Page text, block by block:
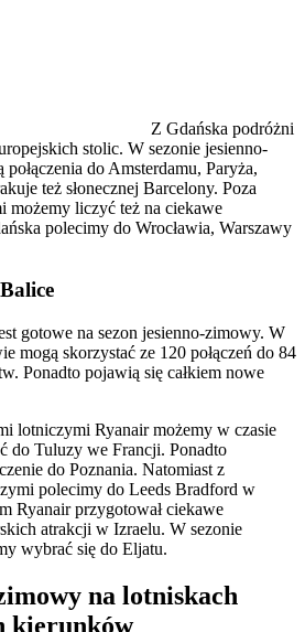
Z Gdańska podróżni
stolic. W sezonie jesienno-
do Amsterdamu, Paryża,
też słonecznej Barcelony. Poza
możemy liczyć też na ciekawe
polecimy do Wrocławia, Warszawy
gotowe na sezon jesienno-zimowy. W
mogą skorzystać ze 120 połączeń do 84
Ponadto pojawią się całkiem nowe
lotniczymi Ryanair możemy w czasie
do Tuluzy we Francji. Ponadto
do Poznania. Natomiast z
polecimy do Leeds Bradford w
Ryanair przygotował ciekawe
atrakcji w Izraelu. W sezonie
wybrać się do Eljatu.
na lotniskach
kierunków